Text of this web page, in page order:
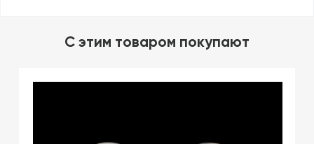
C этим товаром покупают